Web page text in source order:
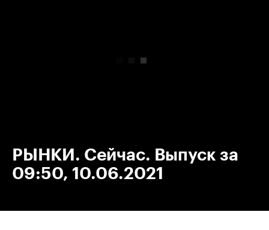
РЫНКИ. Сейчас. Выпуск за
09:50, 10.06.2021